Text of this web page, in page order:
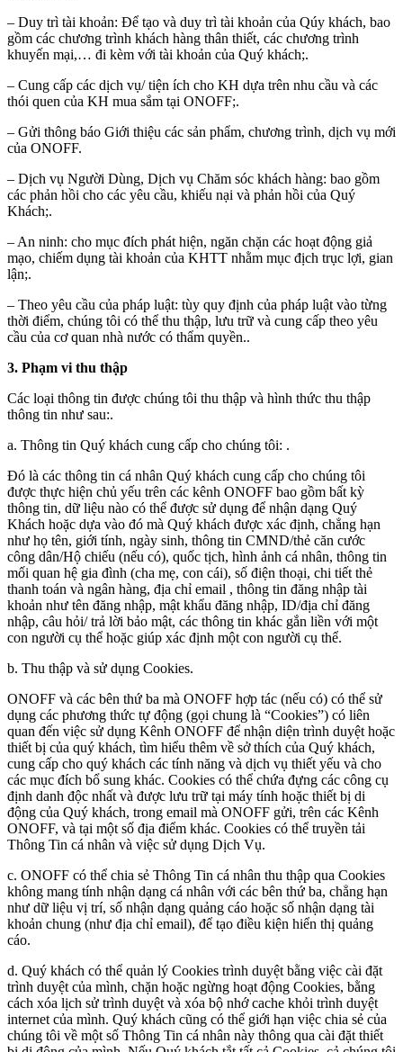
– Duy trì tài khoản: Để tạo và duy trì tài khoản của Qúy khách, bao
gồm các chương trình khách hàng thân thiết, các chương trình
khuyến mại,… đi kèm với tài khoản của Quý khách;.
– Cung cấp các dịch vụ/ tiện ích cho KH dựa trên nhu cầu và các
thói quen của KH mua sắm tại ONOFF;.
– Gửi thông báo Giới thiệu các sản phẩm, chương trình, dịch vụ mới
của ONOFF.
– Dịch vụ Người Dùng, Dịch vụ Chăm sóc khách hàng: bao gồm
các phản hồi cho các yêu cầu, khiếu nại và phản hồi của Quý
Khách;.
– An ninh: cho mục đích phát hiện, ngăn chặn các hoạt động giả
mạo, chiếm dụng tài khoản của KHTT nhằm mục địch trục lợi, gian
lận;.
– Theo yêu cầu của pháp luật: tùy quy định của pháp luật vào từng
thời điểm, chúng tôi có thể thu thập, lưu trữ và cung cấp theo yêu
cầu của cơ quan nhà nước có thẩm quyền..
3. Phạm vi thu thập
Các loại thông tin được chúng tôi thu thập và hình thức thu thập
thông tin như sau:.
a. Thông tin Quý khách cung cấp cho chúng tôi: .
Đó là các thông tin cá nhân Quý khách cung cấp cho chúng tôi
được thực hiện chủ yếu trên các kênh ONOFF bao gồm bất kỳ
thông tin, dữ liệu nào có thể được sử dụng để nhận dạng Quý
Khách hoặc dựa vào đó mà Quý khách được xác định, chẳng hạn
như họ tên, giới tính, ngày sinh, thông tin CMND/thẻ căn cước
công dân/Hộ chiếu (nếu có), quốc tịch, hình ảnh cá nhân, thông tin
mối quan hệ gia đình (cha mẹ, con cái), số điện thoại, chi tiết thẻ
thanh toán và ngân hàng, địa chỉ email , thông tin đăng nhập tài
khoản như tên đăng nhập, mật khẩu đăng nhập, ID/địa chỉ đăng
nhập, câu hỏi/ trả lời bảo mật, các thông tin khác gắn liền với một
con người cụ thể hoặc giúp xác định một con người cụ thể.
b. Thu thập và sử dụng Cookies.
ONOFF và các bên thứ ba mà ONOFF hợp tác (nếu có) có thể sử
dụng các phương thức tự động (gọi chung là “Cookies”) có liên
quan đến việc sử dụng Kênh ONOFF để nhận diện trình duyệt hoặc
thiết bị của quý khách, tìm hiểu thêm về sở thích của Quý khách,
cung cấp cho quý khách các tính năng và dịch vụ thiết yếu và cho
các mục đích bổ sung khác. Cookies có thể chứa đựng các công cụ
định danh độc nhất và được lưu trữ tại máy tính hoặc thiết bị di
động của Quý khách, trong email mà ONOFF gửi, trên các Kênh
ONOFF, và tại một số địa điểm khác. Cookies có thể truyền tải
Thông Tin cá nhân và việc sử dụng Dịch Vụ.
c. ONOFF có thể chia sẻ Thông Tin cá nhân thu thập qua Cookies
không mang tính nhận dạng cá nhân với các bên thứ ba, chẳng hạn
như dữ liệu vị trí, số nhận dạng quảng cáo hoặc số nhận dạng tài
khoản chung (như địa chỉ email), để tạo điều kiện hiển thị quảng
cáo.
d. Quý khách có thể quản lý Cookies trình duyệt bằng việc cài đặt
trình duyệt của mình, chặn hoặc ngừng hoạt động Cookies, bằng
cách xóa lịch sử trình duyệt và xóa bộ nhớ cache khỏi trình duyệt
internet của mình. Quý khách cũng có thể giới hạn việc chia sẻ của
chúng tôi về một số Thông Tin cá nhân này thông qua cài đặt thiết